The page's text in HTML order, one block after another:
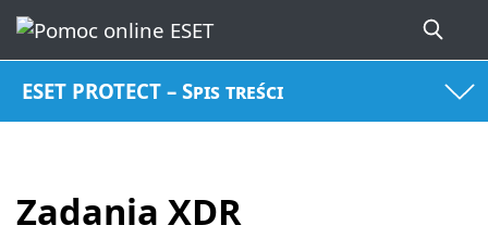
ESET PROTECT – Spis treści
Zadania XDR